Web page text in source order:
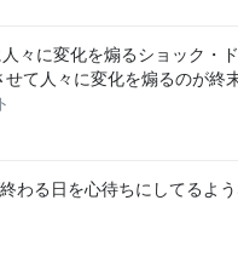
々に変化を煽るショック・
て人々に変化を煽るのが終
わる日を心待ちにしてるよ